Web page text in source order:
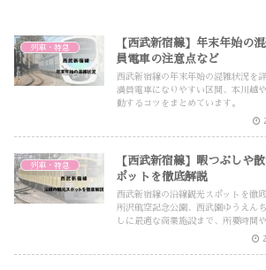
列車・特急
【西武新宿線】年末年始の
員電車の注意点など
西武新宿線の年末年始の混雑状況を
満員電車になりやすい区間、本川越
動するコツをまとめています。
列車・特急
【西武新宿線】暇つぶしや
ポットを徹底解説
西武新宿線の沿線観光スポットを徹
所沢航空記念公園、西武園ゆうえん
しに最適な商業施設まで、所要時間